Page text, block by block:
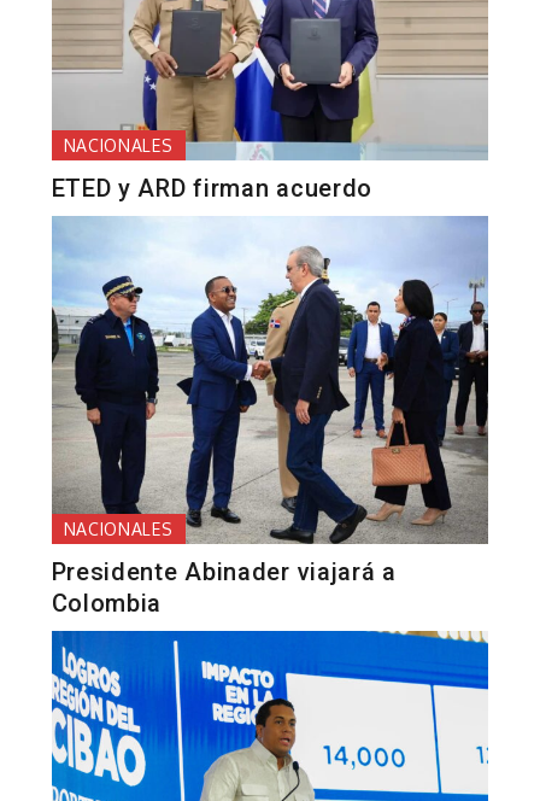
NACIONALES
ETED y ARD firman acuerdo
NACIONALES
Presidente Abinader viajará a
Colombia